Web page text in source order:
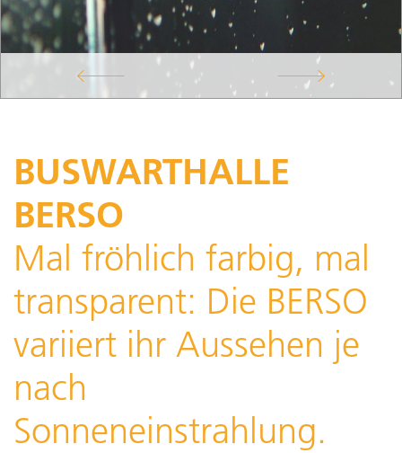
BUSWARTHALLE
BERSO
Mal fröhlich farbig, mal
transparent: Die BERSO
variiert ihr Aussehen je
nach
Sonneneinstrahlung.